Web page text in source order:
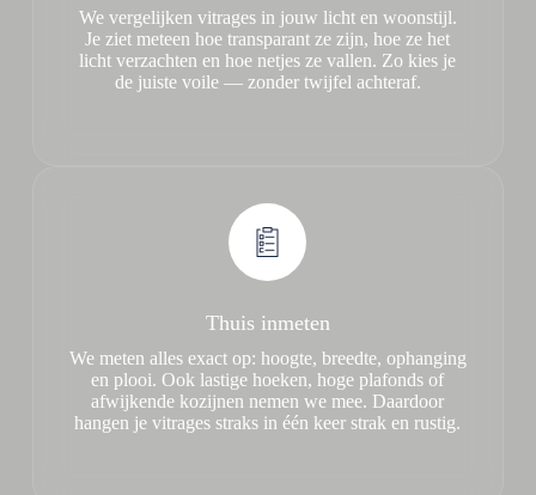
We vergelijken vitrages in jouw licht en woonstijl.
Je ziet meteen hoe transparant ze zijn, hoe ze het
licht verzachten en hoe netjes ze vallen. Zo kies je
de juiste voile — zonder twijfel achteraf.
Thuis inmeten
We meten alles exact op: hoogte, breedte, ophanging
en plooi. Ook lastige hoeken, hoge plafonds of
afwijkende kozijnen nemen we mee. Daardoor
hangen je vitrages straks in één keer strak en rustig.